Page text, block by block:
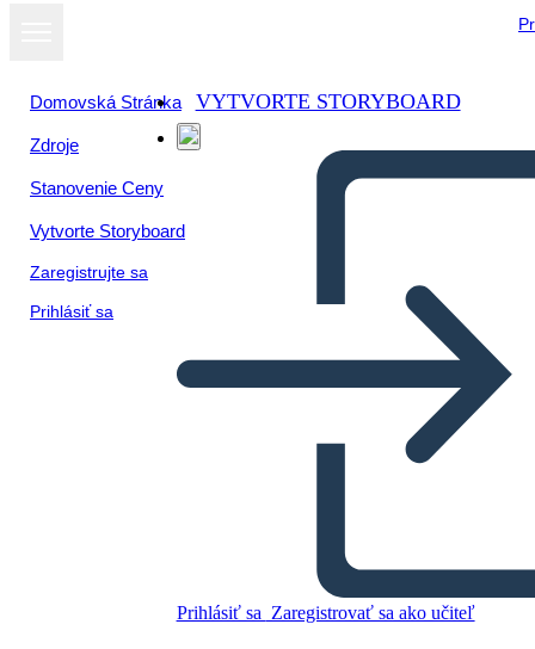
Domovská Stránka
Zdroje
Stanovenie Ceny
Vytvorte Storyboard
Zaregistrujte sa
Prihlásiť sa
VYTVORTE STORYBOARD
Prihlásiť sa Zaregistrovať sa ako učiteľ
Tres Jóvenes Peregrinos